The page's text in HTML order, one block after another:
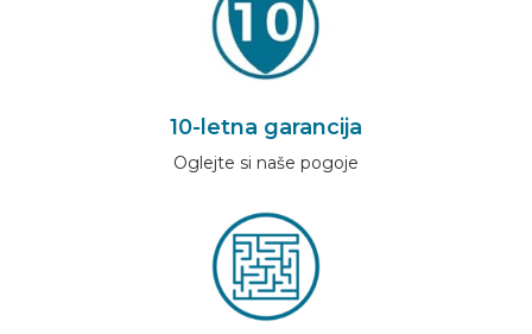
10-letna garancija
Oglejte si naše pogoje